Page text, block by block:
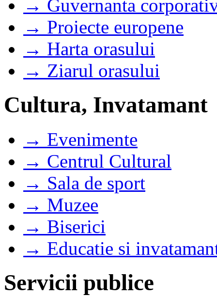
→ Guvernanta
→ Proiecte europene
→ Harta orasului
→ Ziarul orasului
Cultura, Invatamant
→ Evenimente
→ Centrul Cultural
→ Sala de sport
→ Muzee
→ Biserici
→ Educatie si
Servicii publice